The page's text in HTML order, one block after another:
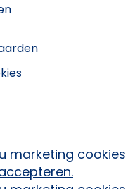
marketing cookies